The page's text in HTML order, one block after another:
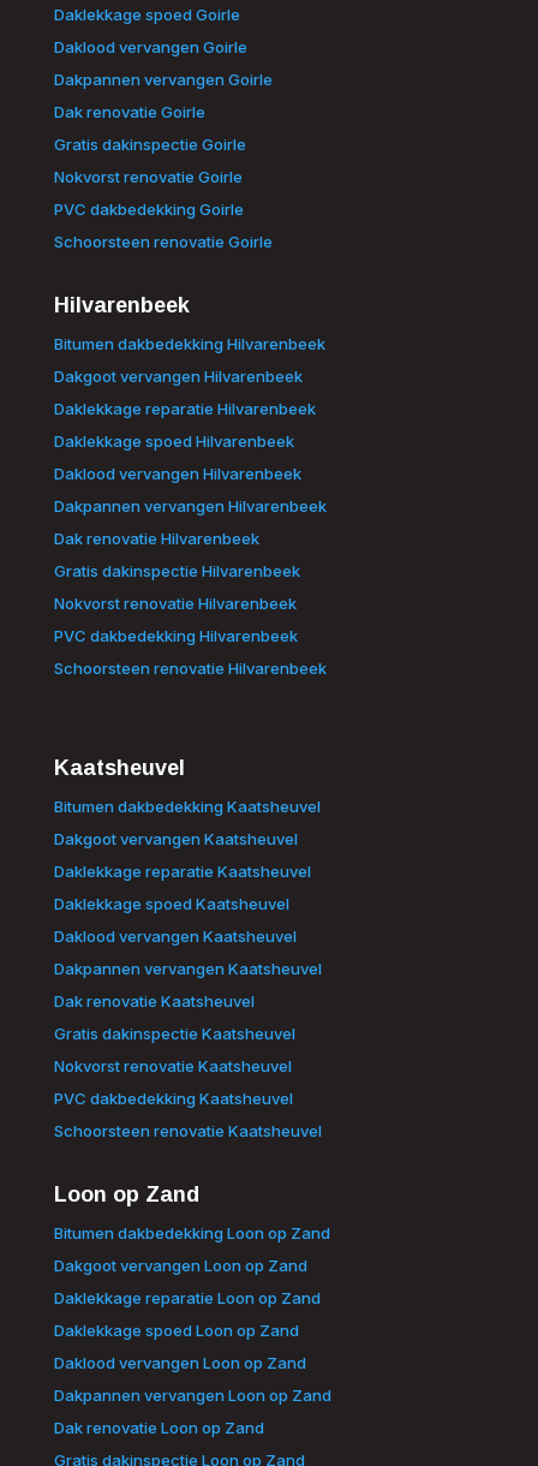
Daklekkage spoed Goirle
Daklood vervangen Goirle
Dakpannen vervangen Goirle
Dak renovatie Goirle
Gratis dakinspectie Goirle
Nokvorst renovatie Goirle
PVC dakbedekking Goirle
Schoorsteen renovatie Goirle
Hilvarenbeek
Bitumen dakbedekking Hilvarenbeek
Dakgoot vervangen Hilvarenbeek
Daklekkage reparatie Hilvarenbeek
Daklekkage spoed Hilvarenbeek
Daklood vervangen Hilvarenbeek
Dakpannen vervangen Hilvarenbeek
Dak renovatie Hilvarenbeek
Gratis dakinspectie Hilvarenbeek
Nokvorst renovatie Hilvarenbeek
PVC dakbedekking Hilvarenbeek
Schoorsteen renovatie Hilvarenbeek
Kaatsheuvel
Bitumen dakbedekking Kaatsheuvel
Dakgoot vervangen Kaatsheuvel
Daklekkage reparatie Kaatsheuvel
Daklekkage spoed Kaatsheuvel
Daklood vervangen Kaatsheuvel
Dakpannen vervangen Kaatsheuvel
Dak renovatie Kaatsheuvel
Gratis dakinspectie Kaatsheuvel
Nokvorst renovatie Kaatsheuvel
PVC dakbedekking Kaatsheuvel
Schoorsteen renovatie Kaatsheuvel
Loon op Zand
Bitumen dakbedekking Loon op Zand
Dakgoot vervangen Loon op Zand
Daklekkage reparatie Loon op Zand
Daklekkage spoed Loon op Zand
Daklood vervangen Loon op Zand
Dakpannen vervangen Loon op Zand
Dak renovatie Loon op Zand
Gratis dakinspectie Loon op Zand